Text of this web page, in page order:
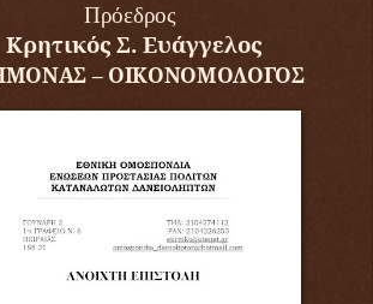
Πρόεδρος
Κρητικός Σ. Ευάγγελος
– ΟΙΚΟΝΟΜΟΛΟΓΟΣ